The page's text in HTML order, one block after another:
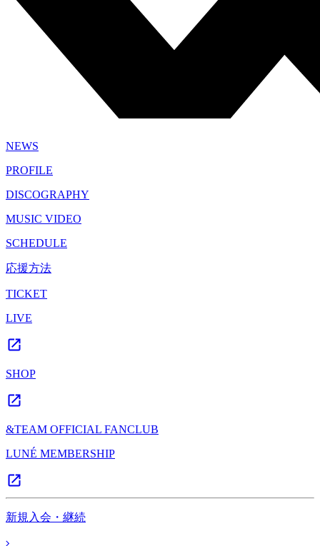
NEWS
PROFILE
DISCOGRAPHY
MUSIC VIDEO
SCHEDULE
応援方法
TICKET
LIVE
SHOP
&TEAM OFFICIAL FANCLUB
LUNÉ MEMBERSHIP
新規入会・継続